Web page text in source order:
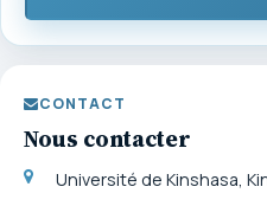
CONTACT
Nous contacter
Université de Kinshasa,